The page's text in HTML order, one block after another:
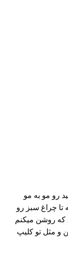
رو مو به مو
تا چراغ سبز رو
که روشن میکنم
و مثل تو کلیپ